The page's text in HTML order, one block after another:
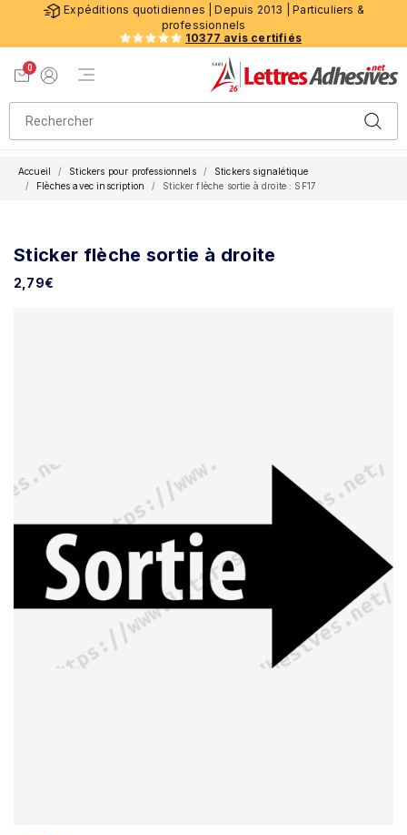
Expéditions quotidiennes | Depuis 2013 | Particuliers &
professionnels
10377 avis certifiés
0
Menu de navigation
Accueil Stickers pour professionnels
Stickers signalétique
Flèches avec inscription
Sticker flèche sortie à droite : SF17
Sticker flèche sortie à droite
2,79€